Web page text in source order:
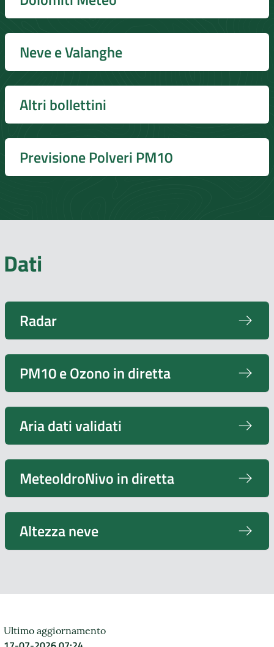
Neve e Valanghe
Altri bollettini
Previsione Polveri PM10
Dati
Radar
PM10 e Ozono in diretta
Aria dati validati
MeteoIdroNivo in diretta
Altezza neve
Ultimo aggiornamento